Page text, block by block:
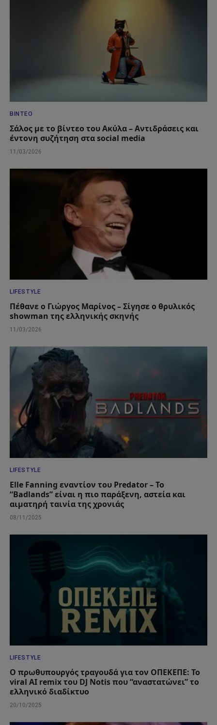
ΒΊΝΤΕΟ
Σάλος με το βίντεο του Ακύλα – Αντιδράσεις και
έντονη συζήτηση στα social media
11/03/2026
LIFESTYLE
Πέθανε ο Γιώργος Μαρίνος – Σίγησε ο θρυλικός
showman της ελληνικής σκηνής
11/03/2026
LIFESTYLE
Elle Fanning εναντίον του Predator – Το
“Badlands” είναι η πιο παράξενη, αστεία και
αιματηρή ταινία της χρονιάς
08/11/2025
LIFESTYLE
Ο πρωθυπουργός τραγουδά για τον ΟΠΕΚΕΠΕ: Το
viral AI remix του DJ Notis που “αναστατώνει” το
ελληνικό διαδίκτυο
20/10/2025